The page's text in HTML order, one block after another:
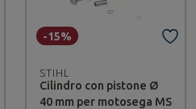
STIHL
Cilindro con pistone Ø
40 mm per motosega MS
-15%